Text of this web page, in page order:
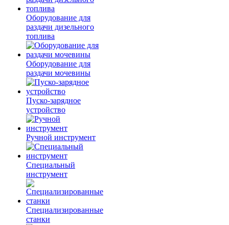
Оборудование для
раздачи дизельного
топлива
Оборудование для
раздачи мочевины
Пуско-зарядное
устройство
Ручной инструмент
Специальный
инструмент
Специализированные
станки